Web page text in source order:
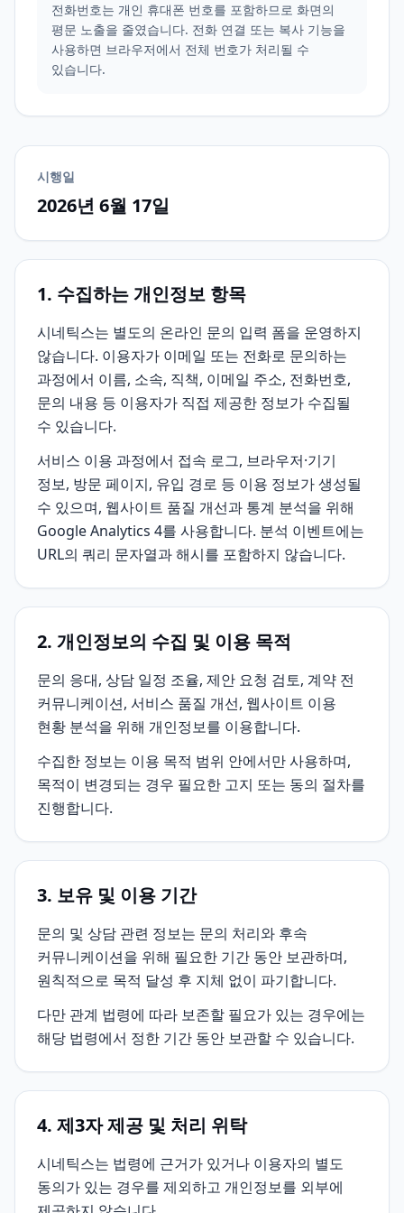
전화번호는 개인 휴대폰 번호를 포함하므로 화면의
평문 노출을 줄였습니다. 전화 연결 또는 복사 기능을
사용하면 브라우저에서 전체 번호가 처리될 수
있습니다.
시행일
2026년 6월 17일
1. 수집하는 개인정보 항목
시네틱스는 별도의 온라인 문의 입력 폼을 운영하지
않습니다. 이용자가 이메일 또는 전화로 문의하는
과정에서 이름, 소속, 직책, 이메일 주소, 전화번호,
문의 내용 등 이용자가 직접 제공한 정보가 수집될
수 있습니다.
서비스 이용 과정에서 접속 로그, 브라우저·기기
정보, 방문 페이지, 유입 경로 등 이용 정보가 생성될
수 있으며, 웹사이트 품질 개선과 통계 분석을 위해
Google Analytics 4를 사용합니다. 분석 이벤트에는
URL의 쿼리 문자열과 해시를 포함하지 않습니다.
2. 개인정보의 수집 및 이용 목적
문의 응대, 상담 일정 조율, 제안 요청 검토, 계약 전
커뮤니케이션, 서비스 품질 개선, 웹사이트 이용
현황 분석을 위해 개인정보를 이용합니다.
수집한 정보는 이용 목적 범위 안에서만 사용하며,
목적이 변경되는 경우 필요한 고지 또는 동의 절차를
진행합니다.
3. 보유 및 이용 기간
문의 및 상담 관련 정보는 문의 처리와 후속
커뮤니케이션을 위해 필요한 기간 동안 보관하며,
원칙적으로 목적 달성 후 지체 없이 파기합니다.
다만 관계 법령에 따라 보존할 필요가 있는 경우에는
해당 법령에서 정한 기간 동안 보관할 수 있습니다.
4. 제3자 제공 및 처리 위탁
시네틱스는 법령에 근거가 있거나 이용자의 별도
동의가 있는 경우를 제외하고 개인정보를 외부에